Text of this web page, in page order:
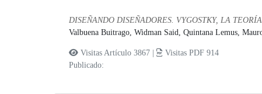
DISEÑANDO DISEÑADORES. VYGOSTKY, LA
Valbuena Buitrago, Widman Said, Quintana Lemus,
Visitas Artículo 3867 |
Visitas PDF 914
Publicado: